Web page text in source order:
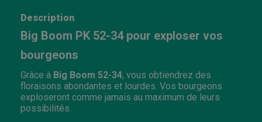
Description
Big Boom PK 52-34 pour exploser vos
bourgeons
Grâce à Big Boom 52-34, vous obtiendrez des
floraisons abondantes et lourdes. Vos bourgeons
exploseront comme jamais au maximum de leurs
possibilités.